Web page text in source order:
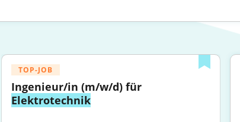
TOP-JOB
Elektrotechnik